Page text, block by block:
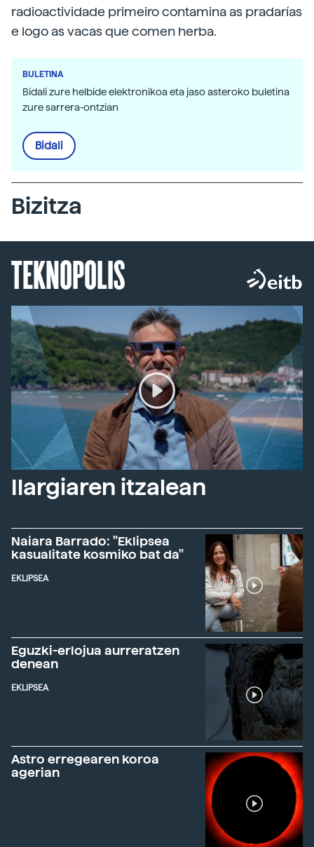
radioactividade primeiro contamina as pradarías
e logo as vacas que comen herba.
BULETINA
Bidali zure helbide elektronikoa eta jaso asteroko buletina
zure sarrera-ontzian
Bidali
Bizitza
TEKNOPOLIS
Ilargiaren itzalean
Naiara Barrado: "Eklipsea
kasualitate kosmiko bat da"
EKLIPSEA
Eguzki-erlojua aurreratzen
denean
EKLIPSEA
Astro erregearen koroa
agerian